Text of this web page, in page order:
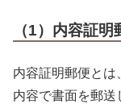
（1）内容証明
内容証明郵便とは
内容で書面を郵送